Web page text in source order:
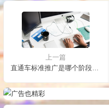
上一篇
直通车标准推广是哪个阶段？其有什么玩法?